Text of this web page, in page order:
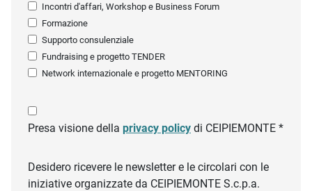
Incontri d'affari, Workshop e Business Forum
Formazione
Supporto consulenziale
Fundraising e progetto TENDER
Network internazionale e progetto MENTORING
Presa visione della privacy policy di CEIPIEMONTE *
Desidero ricevere le newsletter e le circolari con le
iniziative organizzate da CEIPIEMONTE S.c.p.a.